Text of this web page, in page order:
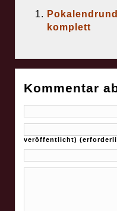
komplett
Kommentar
veröffentlicht)